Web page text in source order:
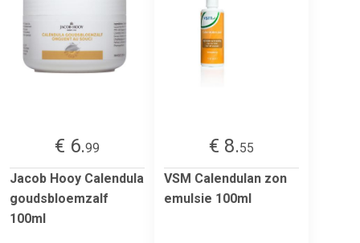
€ 6.99
Jacob Hooy Calendula
goudsbloemzalf
100ml
€ 8.55
VSM Calendulan zon
emulsie 100ml